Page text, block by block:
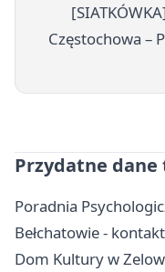
Częstochowa –
Przydatne
Poradnia
Bełchatowie -
Dom Kultury w